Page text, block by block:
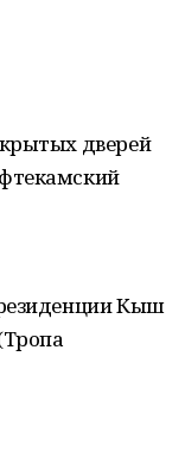
дверей
Кыш